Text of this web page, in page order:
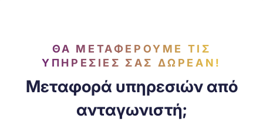
ΘΑ ΜΕΤΑΦΈΡΟΥΜΕ ΤΙΣ
ΥΠΗΡΕΣΊΕΣ ΣΑΣ ΔΩΡΕΑΝ!
Μεταφορά υπηρεσιών από
ανταγωνιστή;